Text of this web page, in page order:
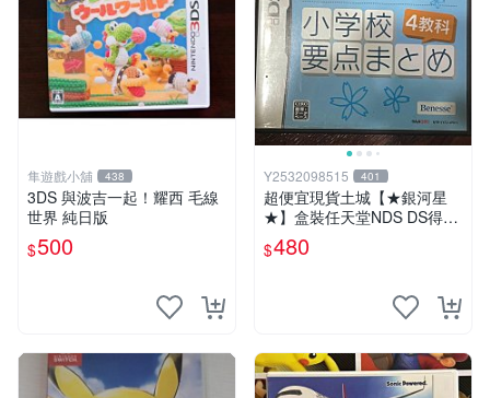
隼遊戲小舖 438
3DS 與波吉一起！耀西 毛線
世界 純日版
$500
Y2532098515 401
超便宜現貨土城【★銀河星
★】盒裝任天堂NDS DS得點
力學習DS 小學校要點 4教科
DS 2DS 主機適用DS專用ND
$480